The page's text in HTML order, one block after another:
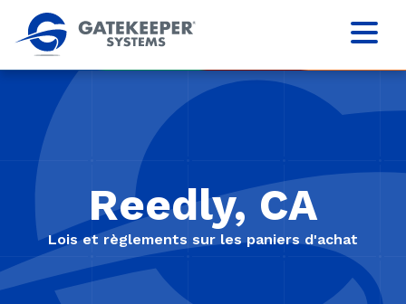
Reedly, CA
Lois et règlements sur les paniers d'achat